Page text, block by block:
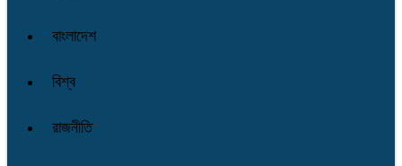
বাংলাদেশ
বিশ্ব
রাজনীতি